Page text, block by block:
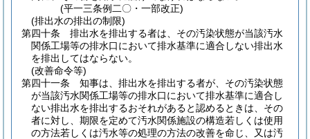
(平一三条例二〇・一部改正)
(排出水の排出の制限)
第四十条
排出水を排出する者は、その汚染状態が当該汚水
関係工場等の排水口において排水基準に適合しない排出水
を排出してはならない。
(改善命令等)
第四十一条
知事は、排出水を排出する者が、その汚染状態
が当該汚水関係工場等の排水口において排水基準に適合し
ない排出水を排出するおそれがあると認めるときは、その
者に対し、期限を定めて汚水関係施設の構造若しくは使用
の方法若しくは汚水等の処理の方法の改善を命じ、又は汚